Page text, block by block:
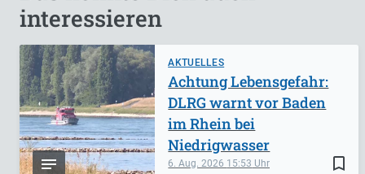
interessieren
AKTUELLES
bookmark_border
6. Aug. 2026 15:53
Achtung Lebensgefahr:
DLRG warnt vor Baden
im Rhein bei
Niedrigwasser